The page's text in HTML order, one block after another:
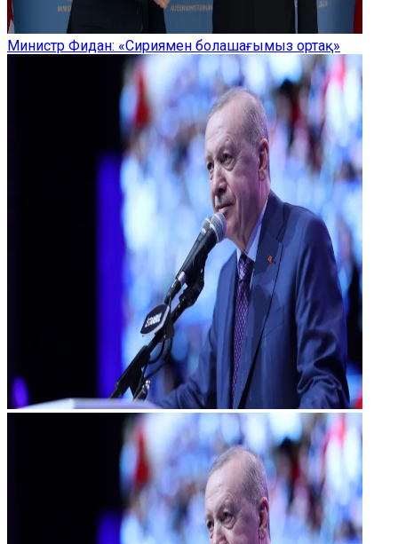
Министр Фидан: «Сириямен болашағымыз ортақ»